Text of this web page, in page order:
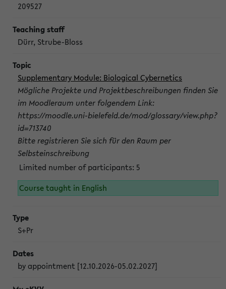
209527
Dürr, Strube-Bloss
Supplementary Module: Biological Cybernetics
Mögliche Projekte und Projektbeschreibungen finden Sie
im Moodleraum unter folgendem Link:
https://moodle.uni-bielefeld.de/mod/glossary/view.php?
id=713740
Bitte registrieren Sie sich für den Raum per
Selbsteinschreibung
Limited number of participants: 5
Course taught in English
S+Pr
by appointment [12.10.2026-05.02.2027]